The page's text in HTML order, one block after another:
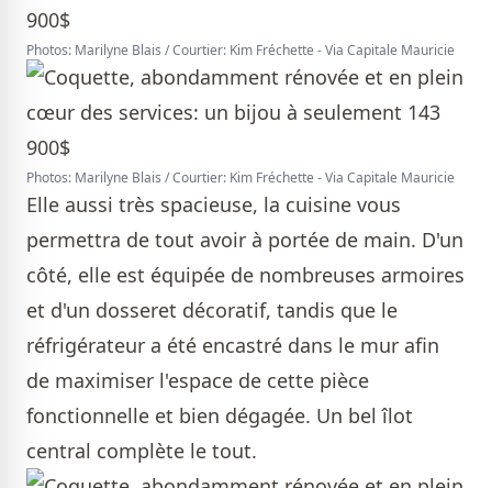
Photos: Marilyne Blais / Courtier: Kim Fréchette - Via Capitale Mauricie
Photos: Marilyne Blais / Courtier: Kim Fréchette - Via Capitale Mauricie
Elle aussi très spacieuse, la cuisine vous
permettra de tout avoir à portée de main. D'un
côté, elle est équipée de nombreuses armoires
et d'un dosseret décoratif, tandis que le
réfrigérateur a été encastré dans le mur afin
de maximiser l'espace de cette pièce
fonctionnelle et bien dégagée. Un bel îlot
central complète le tout.